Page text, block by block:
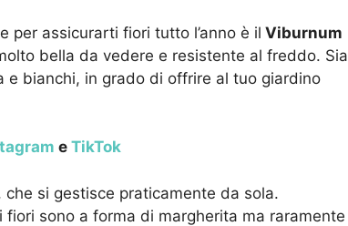
per assicurarti fiori tutto l’anno è il Viburnum
bella da vedere e resistente al freddo. Sia
e bianchi, in grado di offrire al tuo giardino
e TikTok
che si gestisce praticamente da sola.
fiori sono a forma di margherita ma raramente